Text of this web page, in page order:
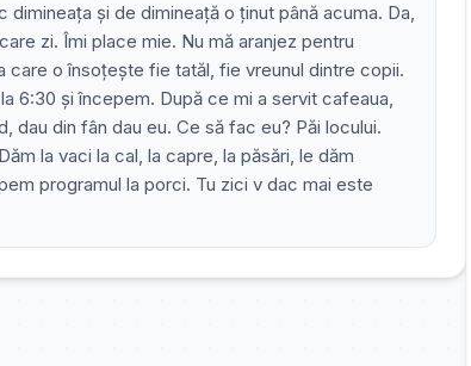
și de dimineață o ținut până acuma. Da,
zi. Îmi place mie. Nu mă aranjez pentru
care o însoțește fie tatăl, fie vreunul dintre copii.
6:30 și începem. După ce mi a servit cafeaua,
dau din fân dau eu. Ce să fac eu? Păi locului.
la vaci la cal, la capre, la păsări, le dăm
programul la porci. Tu zici v dac mai este